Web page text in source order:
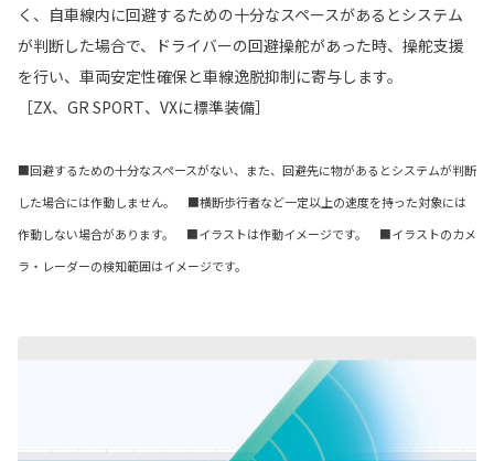
く、自車線内に回避するための十分なスペースがあるとシステム
が判断した場合で、ドライバーの回避操舵があった時、操舵支援
を行い、車両安定性確保と車線逸脱抑制に寄与します。
［ZX、GR SPORT、VXに標準装備］
■回避するための十分なスペースがない、また、回避先に物があるとシステムが判断
した場合には作動しません。 ■横断歩行者など一定以上の速度を持った対象には
作動しない場合があります。 ■イラストは作動イメージです。 ■イラストのカメ
ラ・レーダーの検知範囲はイメージです。